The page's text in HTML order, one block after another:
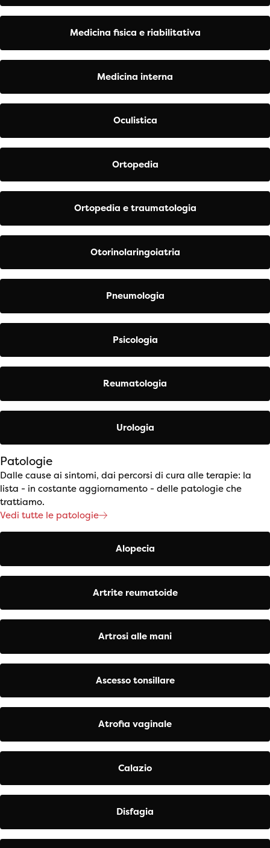
Medicina fisica e riabilitativa
Medicina interna
Oculistica
Ortopedia
Ortopedia e traumatologia
Otorinolaringoiatria
Pneumologia
Psicologia
Reumatologia
Urologia
Patologie
Dalle cause ai sintomi, dai percorsi di cura alle terapie: la
lista - in costante aggiornamento - delle patologie che
trattiamo.
Vedi tutte le patologie
Alopecia
Artrite reumatoide
Artrosi alle mani
Ascesso tonsillare
Atrofia vaginale
Calazio
Disfagia